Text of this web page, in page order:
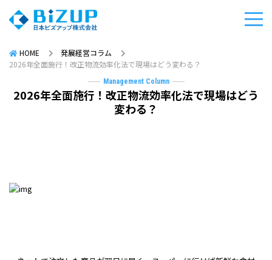
HOME
発展経営コラム
2026年全面施行！改正物流効率化法で現場はどう変わる？
Management Column
2026年全面施行！改正物流効率化法で現場はどう
変わる？